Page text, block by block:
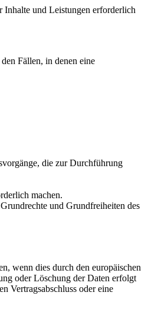
Inhalte und Leistungen erforderlich
Fällen, in denen eine
die zur Durchführung
machen.
und Grundfreiheiten des
wenn dies durch den europäischen
oder Löschung der Daten erfolgt
Vertragsabschluss oder eine